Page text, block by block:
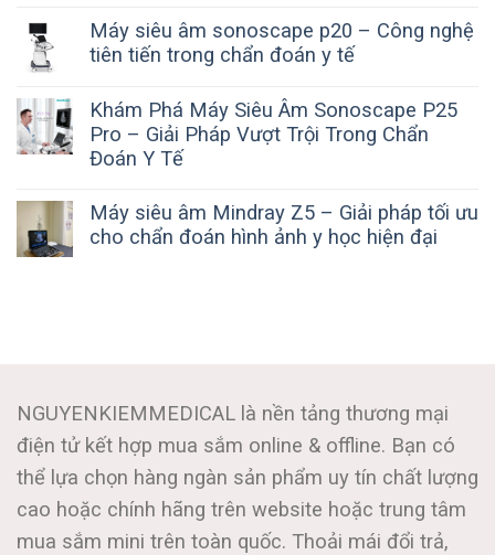
Máy siêu âm sonoscape p20 – Công nghệ
tiên tiến trong chẩn đoán y tế
Khám Phá Máy Siêu Âm Sonoscape P25
Pro – Giải Pháp Vượt Trội Trong Chẩn
Đoán Y Tế
Máy siêu âm Mindray Z5 – Giải pháp tối ưu
cho chẩn đoán hình ảnh y học hiện đại
NGUYENKIEMMEDICAL là nền tảng thương mại
điện tử kết hợp mua sắm online & offline. Bạn có
thể lựa chọn hàng ngàn sản phẩm uy tín chất lượng
cao hoặc chính hãng trên website hoặc trung tâm
mua sắm mini trên toàn quốc. Thoải mái đổi trả,